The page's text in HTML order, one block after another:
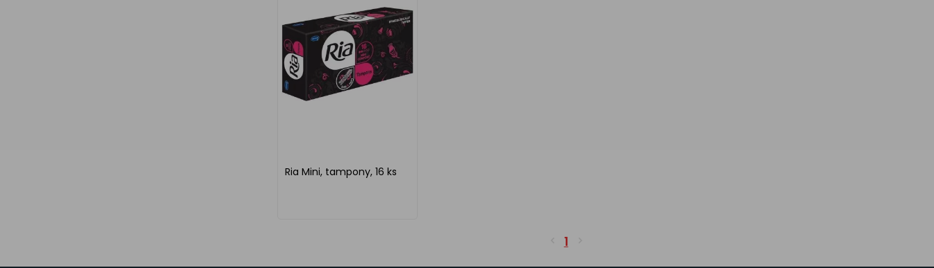
Ria Mini, tampony, 16 ks
1